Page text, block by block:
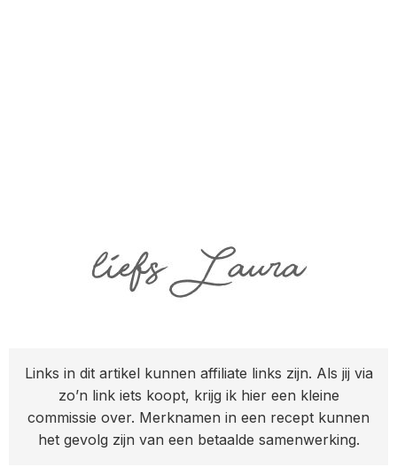
Links in dit artikel kunnen affiliate links zijn. Als jij via
zo’n link iets koopt, krijg ik hier een kleine
commissie over. Merknamen in een recept kunnen
het gevolg zijn van een betaalde samenwerking.